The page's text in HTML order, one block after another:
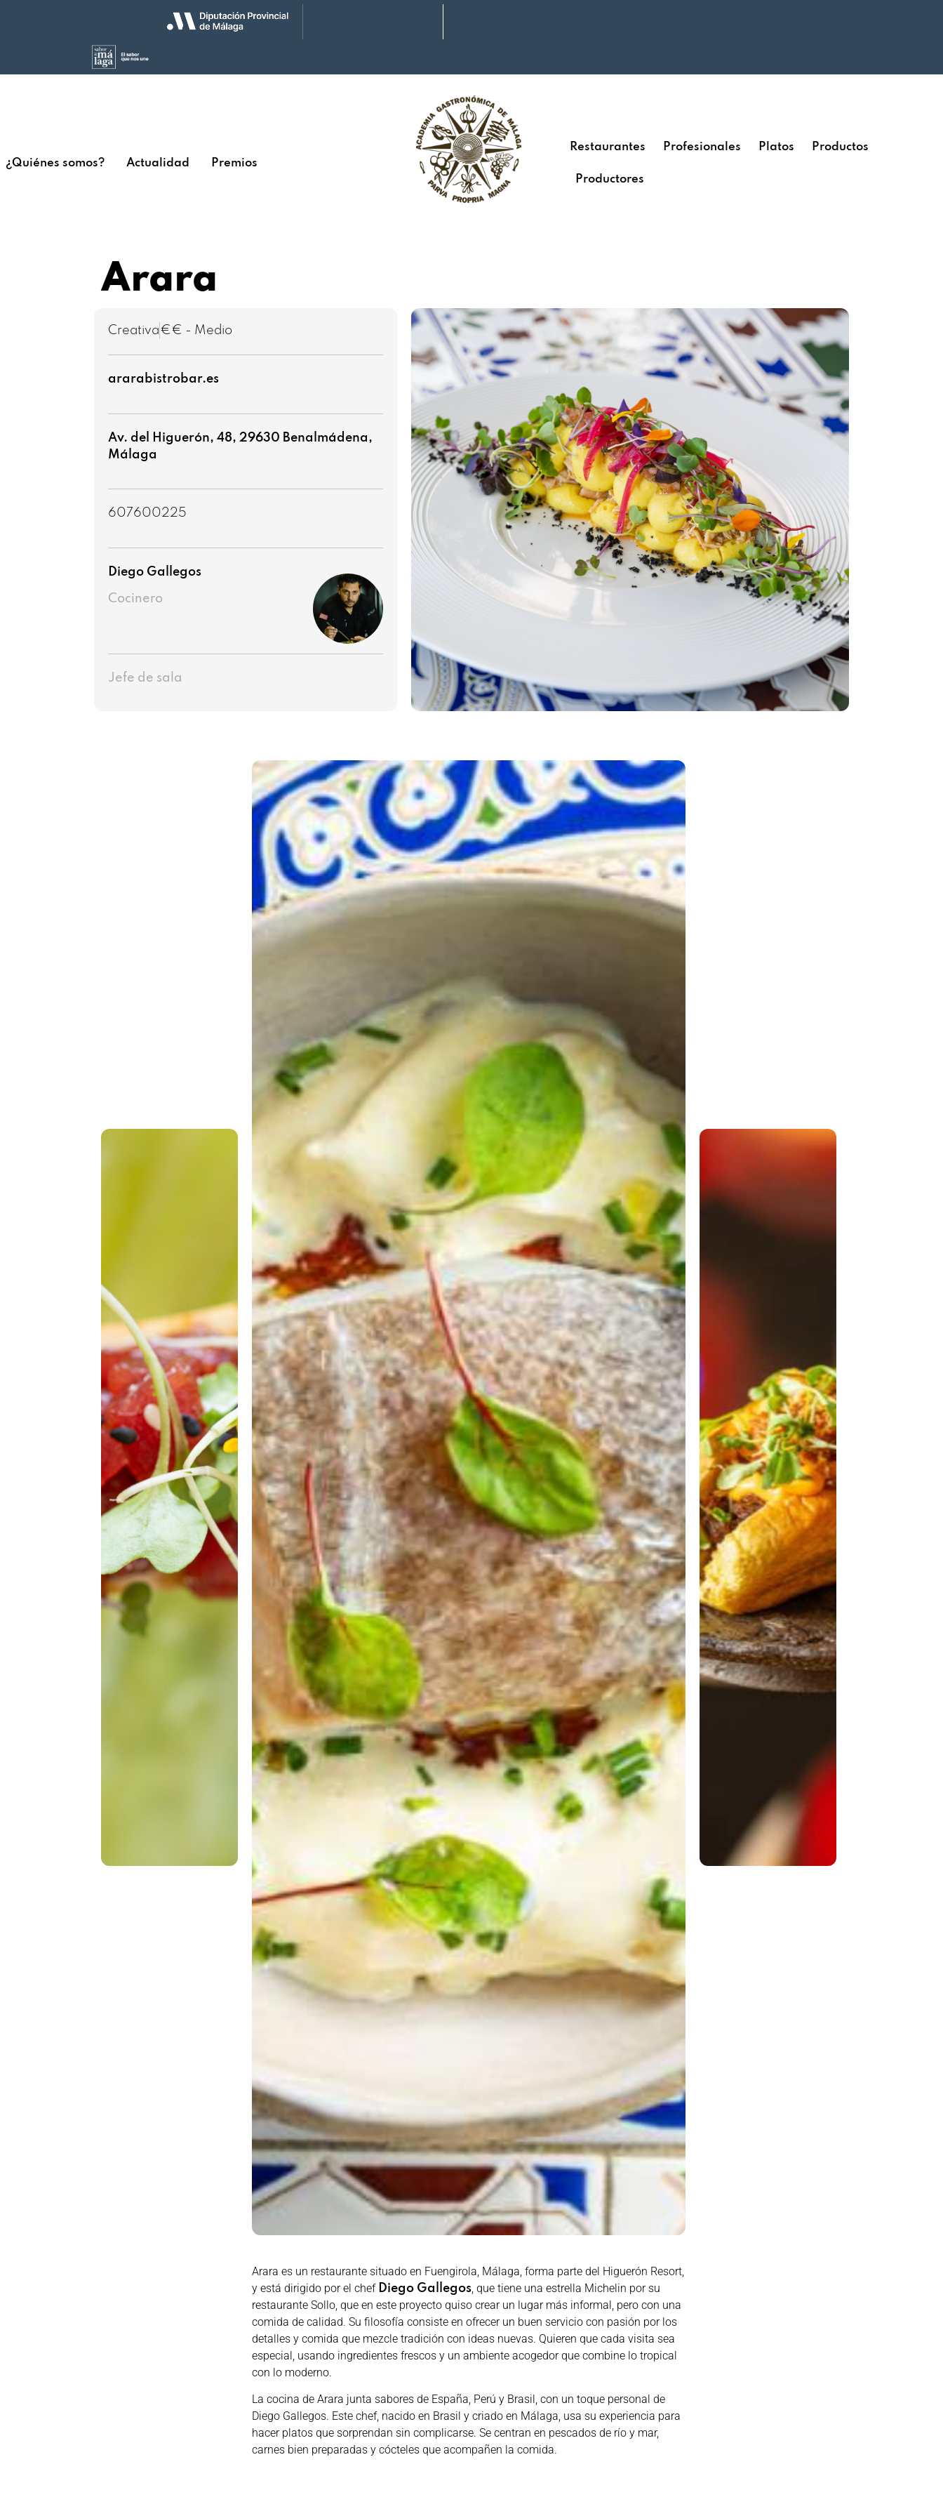
¿Quiénes somos? Actualidad Premios
Restaurantes Profesionales Platos Productos
Productores
Arara
Creativa €€ - Medio
ararabistrobar.es
Av. del Higuerón, 48, 29630 Benalmádena,
Málaga
607600225
Diego Gallegos
Cocinero
Jefe de sala
Arara es un restaurante situado en Fuengirola, Málaga, forma parte del Higuerón Resort,
y está dirigido por el chef Diego Gallegos , que tiene una estrella Michelin por su
restaurante Sollo, que en este proyecto quiso crear un lugar más informal, pero con una
comida de calidad. Su filosofía consiste en ofrecer un buen servicio con pasión por los
detalles y comida que mezcle tradición con ideas nuevas. Quieren que cada visita sea
especial, usando ingredientes frescos y un ambiente acogedor que combine lo tropical
con lo moderno.
La cocina de Arara junta sabores de España, Perú y Brasil, con un toque personal de
Diego Gallegos. Este chef, nacido en Brasil y criado en Málaga, usa su experiencia para
hacer platos que sorprendan sin complicarse. Se centran en pescados de río y mar,
carnes bien preparadas y cócteles que acompañen la comida.